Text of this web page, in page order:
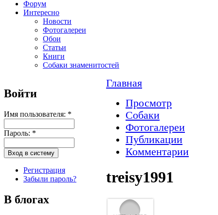
Форум
Интересно
Новости
Фотогалереи
Обои
Статьи
Книги
Собаки знаменитостей
Войти
Имя пользователя: *
Пароль: *
Регистрация
Забыли пароль?
В блогах
Главная
Просмотр
Собаки
Фотогалереи
Публикации
Комментарии
treisy1991